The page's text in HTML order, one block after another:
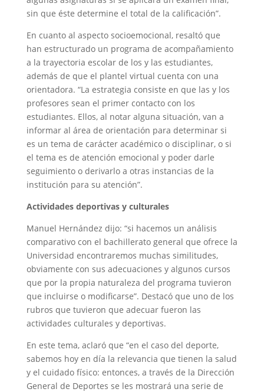
sin que éste determine el total de la calificación”.
En cuanto al aspecto socioemocional, resaltó que
han estructurado un programa de acompañamiento
a la trayectoria escolar de los y las estudiantes,
además de que el plantel virtual cuenta con una
orientadora. “La estrategia consiste en que las y los
profesores sean el primer contacto con los
estudiantes. Ellos, al notar alguna situación, van a
informar al área de orientación para determinar si
es un tema de carácter académico o disciplinar, o si
el tema es de atención emocional y poder darle
seguimiento o derivarlo a otras instancias de la
institución para su atención”.
Actividades deportivas y culturales
Manuel Hernández dijo: “si hacemos un análisis
comparativo con el bachillerato general que ofrece la
Universidad encontraremos muchas similitudes,
obviamente con sus adecuaciones y algunos cursos
que por la propia naturaleza del programa tuvieron
que incluirse o modificarse”. Destacó que uno de los
rubros que tuvieron que adecuar fueron las
actividades culturales y deportivas.
En este tema, aclaró que “en el caso del deporte,
sabemos hoy en día la relevancia que tienen la salud
y el cuidado físico: entonces, a través de la Dirección
General de Deportes se les mostrará una serie de